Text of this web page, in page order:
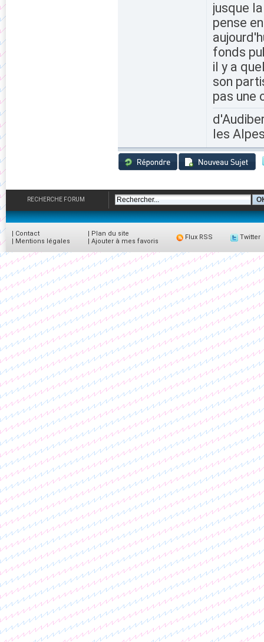
jusque
pense
fonds
il y a
son
pas une
les
RECHERCHE FORUM
| Contact
| Mentions légales
| Plan du site
| Ajouter à mes favoris
Flux RSS Twitter